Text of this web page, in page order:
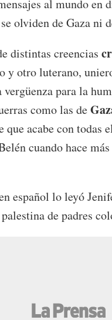
al mundo en
olviden de Gaza ni
distintas creencias
y otro luterano,
para la
como las de
que acabe con todas
cuando hace
español lo leyó
de padres